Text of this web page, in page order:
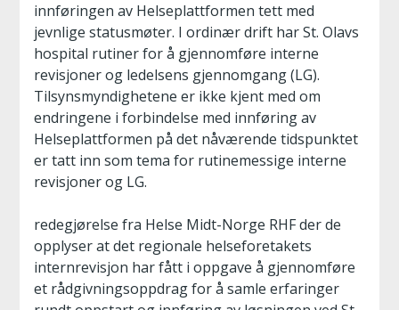
innføringen av Helseplattformen tett med
jevnlige statusmøter. I ordinær drift har St. Olavs
hospital rutiner for å gjennomføre interne
revisjoner og ledelsens gjennomgang (LG).
Tilsynsmyndighetene er ikke kjent med om
endringene i forbindelse med innføring av
Helseplattformen på det nåværende tidspunktet
er tatt inn som tema for rutinemessige interne
revisjoner og LG.
redegjørelse fra Helse Midt-Norge RHF der de
opplyser at det regionale helseforetakets
internrevisjon har fått i oppgave å gjennomføre
et rådgivningsoppdrag for å samle erfaringer